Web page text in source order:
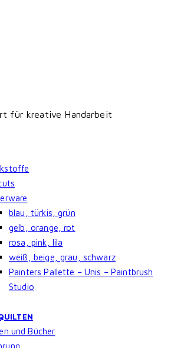
für kreative Handarbeit
blau, türkis, grün
gelb, orange, rot
rosa, pink, lila
weiß, beige, grau, schwarz
Painters Pallette – Unis – Paintbrush
Studio
und Bücher